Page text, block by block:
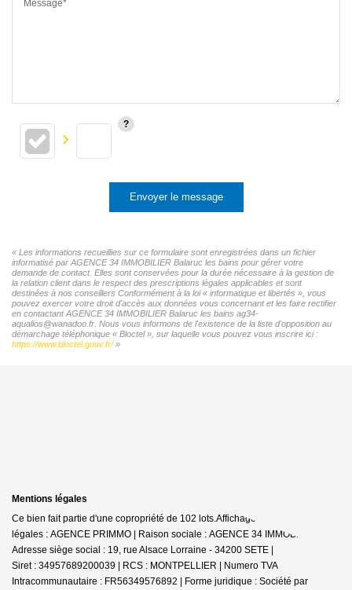
Message*
Envoyer le message
« Les informations recueillies sur ce formulaire sont enregistrées dans un fichier
informatisé par AGENCE 34 IMMOBILIER Balaruc les bains pour gérer votre
demande de contact. Elles sont conservées pour la durée nécessaire à la gestion de
la relation client dans le respect des prescriptions légales applicables et sont
destinées à nos conseillers Conformément à la loi « informatique et libertés », vous
pouvez exercer votre droit d'accès aux données vous concernant et les faire rectifier
en contactant AGENCE 34 IMMOBILIER Balaruc les bains ag34-
aqualios@wanadoo.fr. Nous vous informons de l'existence de la liste d'opposition au
démarchage téléphonique « Bloctel », sur laquelle vous pouvez vous inscrire ici :
https://www.bloctel.gouv.fr/»
Mentions légales
Ce bien fait partie d'une copropriété de 102 lots.Affichage des informations
légales : AGENCE PRIMMO | Raison sociale : AGENCE 34 IMMOBILIER |
Adresse siège social : 19, rue Alsace Lorraine - 34200 SETE |
Siret : 34957689200039 | RCS : MONTPELLIER | Numero TVA
Intracommunautaire : FR56349576892 | Forme juridique : Société par